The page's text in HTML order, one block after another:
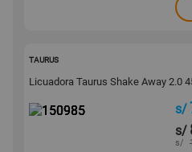
TAURUS
Licuadora Taurus Shake Away 2.0
s/
s/
s/